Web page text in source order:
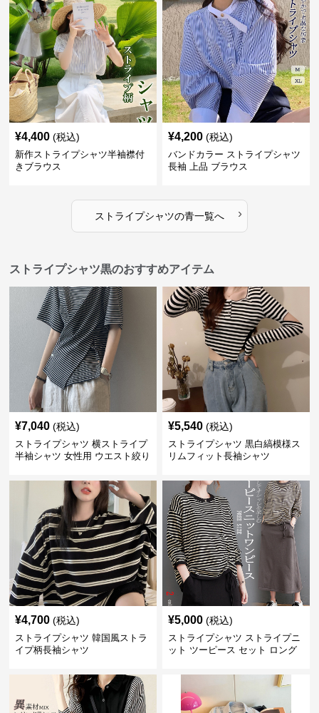
¥4,400 (税込)
新作ストライプシャツ半袖襟付
きブラウス
¥4,200 (税込)
バンドカラー ストライプシャツ
長袖 上品 ブラウス
ストライプシャツの青一覧へ ›
ストライプシャツ黒のおすすめアイテム
¥7,040 (税込)
ストライプシャツ 横ストライプ
半袖シャツ 女性用 ウエスト絞り
¥5,540 (税込)
ストライプシャツ 黒白縞模様ス
リムフィット長袖シャツ
¥4,700 (税込)
ストライプシャツ 韓国風ストラ
イプ柄長袖シャツ
¥5,000 (税込)
ストライプシャツ ストライプニ
ット ツーピース セット ロング